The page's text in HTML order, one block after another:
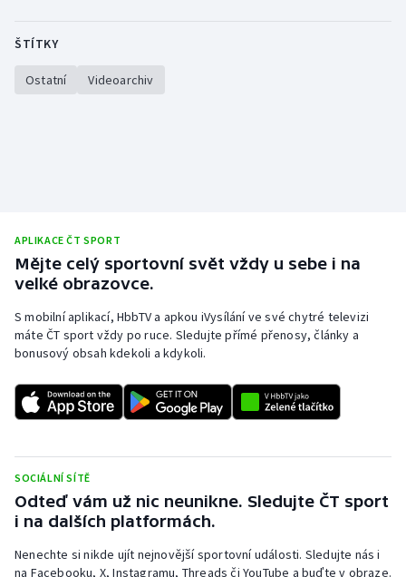
Parasport
Rychlostní kanoistika
Short track
Sportovní střelba
Stolní tenis
Veslování
Vodní slalom
Volejbal
ŠTÍTKY
Ostatní Videoarchiv
APLIKACE ČT SPORT
Mějte celý sportovní svět vždy u sebe i na
velké obrazovce.
S mobilní aplikací, HbbTV a apkou iVysílání ve své chytré televizi
máte ČT sport vždy po ruce. Sledujte přímé přenosy, články a
bonusový obsah kdekoli a kdykoli.
SOCIÁLNÍ SÍTĚ
Odteď vám už nic neunikne. Sledujte ČT sport
i na dalších platformách.
Nenechte si nikde ujít nejnovější sportovní události. Sledujte nás i
na Facebooku, X, Instagramu, Threads či YouTube a buďte v obraze.